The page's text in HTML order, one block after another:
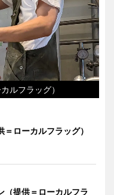
ルフラッグ）
ローカルフラッグ）
（提供＝ローカルフラ